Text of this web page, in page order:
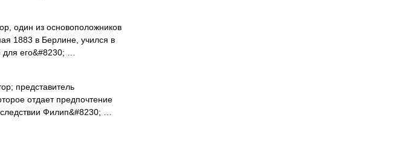
один из основоположников
1883 в Берлине, учился в
его&#8230; …
представитель
отдает предпочтение
Филип&#8230; …